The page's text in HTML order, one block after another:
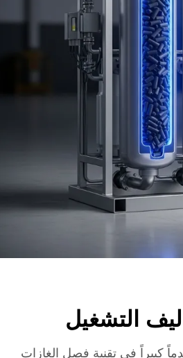
التشغيل
كبيراً في تقنية فصل الغازات